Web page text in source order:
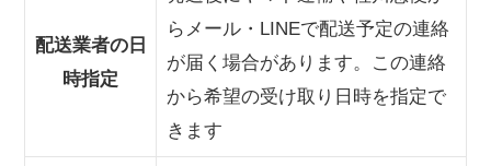
配送業者の日
時指定
らメール・LINEで配送予定の連絡
が届く場合があります。この連絡
から希望の受け取り日時を指定で
きます